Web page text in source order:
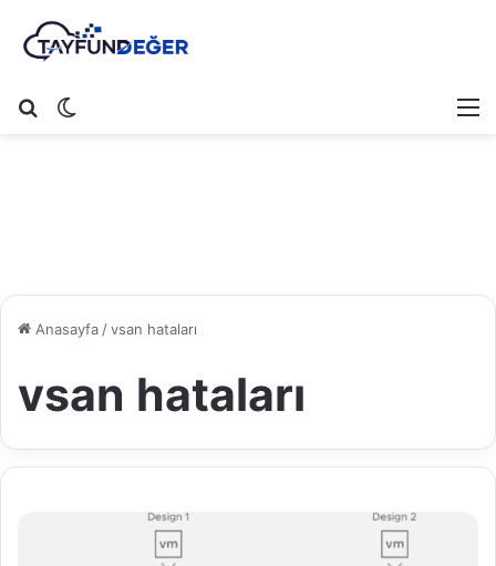
Arama yap ...
Anasayfa/vsan hataları
vsan hataları